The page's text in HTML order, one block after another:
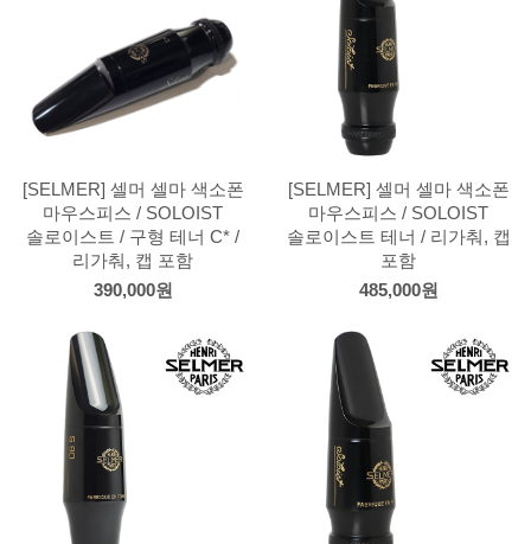
[SELMER] 셀머 셀마 색소폰
마우스피스 / SOLOIST
솔로이스트 / 구형 테너 C* /
리가춰, 캡 포함
390,000원
[SELMER] 셀머 셀마 색소폰
마우스피스 / SOLOIST
솔로이스트 테너 / 리가춰, 캡
포함
485,000원